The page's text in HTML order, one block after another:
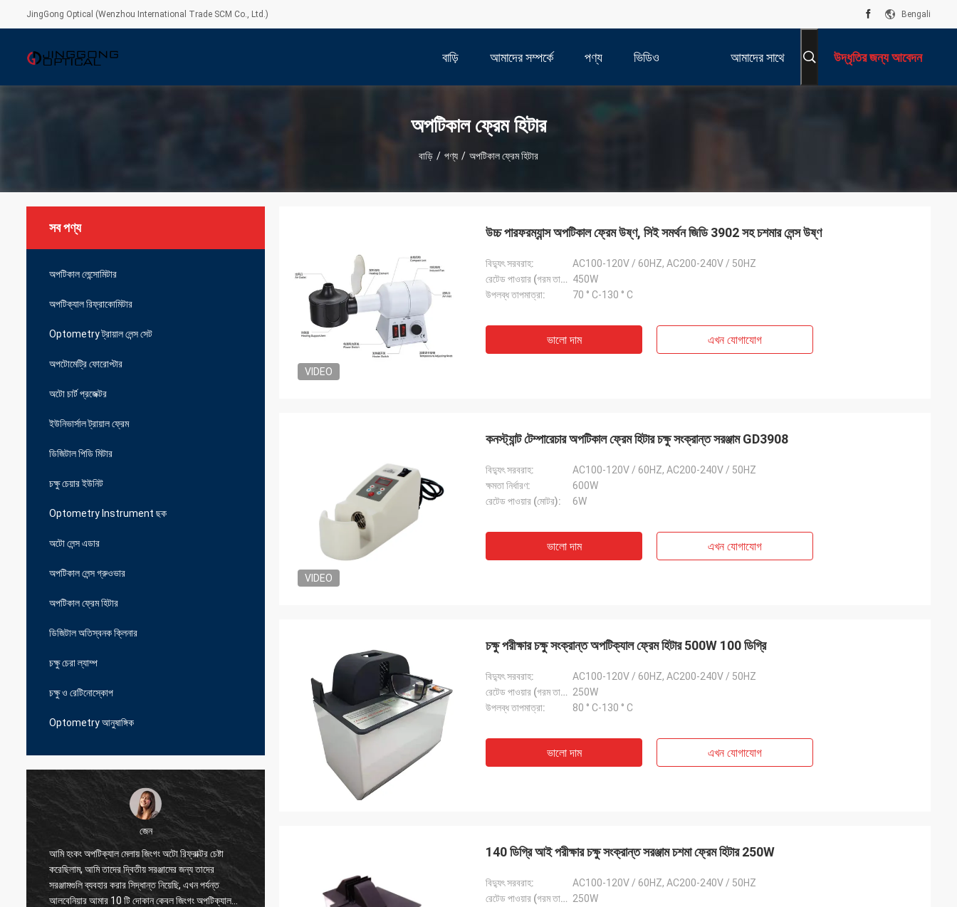
JingGong Optical (Wenzhou International Trade SCM Co., Ltd.) Bengali
বাড়ি আমাদের সম্পর্কে পণ্য ভিডিও আমাদের সাথে উদ্ধৃতির জন্য আবেদন
অপটিকাল ফ্রেম হিটার
বাড়ি / পণ্য / অপটিকাল ফ্রেম হিটার
সব পণ্য
অপটিকাল লেন্সোমিটার
অপটিক্যাল রিফ্রাকোমিটার
Optometry ট্রায়াল লেন্স সেট
অপটোমেট্রি ফোরোপ্টার
অটো চার্ট প্রজেক্টর
ইউনিভার্সাল ট্রায়াল ফ্রেম
ডিজিটাল পিডি মিটার
চক্ষু চেয়ার ইউনিট
Optometry Instrument ছক
অটো লেন্স এডার
অপটিকাল লেন্স গ্রুওভার
অপটিকাল ফ্রেম হিটার
ডিজিটাল অতিস্বনক ক্লিনার
চক্ষু চেরা ল্যাম্প
চক্ষু ও রেটিনোস্কোপ
Optometry আনুষাঙ্গিক
জেন
আমি হংকং অপটিক্যাল মেলায় জিংগং অটো রিফ্রাক্টর চেষ্টা
করেছিলাম, আমি তাদের দ্বিতীয় সরঞ্জামের জন্য তাদের
সরঞ্জামগুলি ব্যবহার করার সিদ্ধান্ত নিয়েছি, এখন পর্যন্ত
আলবেনিয়ার আমার 10 টি দোকান কেবল জিংগং অপটিক্যাল
সমস্যাগুলি সমাধানের জন্য প্রকৃত পেশাদার উত্তর সরবরাহ
করতে পারে, প্রস্তাবিত সরবরাহকারী!
মিলানোর মিডোতে জিংগং অপটিকাল দলের সাথে দেখা করার
সৌভাগ্য, এখন আমরা যে সমস্ত আইটেম বিক্রি করছি সেগুলি
তাদের কাছ থেকে আমদানি করা হয়, দুর্দান্ত দল এবং কাজ।
VIDEO
উচ্চ পারফরম্যান্স অপটিকাল ফ্রেম উষ্ণ, সিই সমর্থন জিডি 3902 সহ চশমার লেন্স উষ্ণ
বিদ্যুৎ সরবরাহ:
AC100-120V / 60HZ, AC200-240V / 50HZ
রেটেড পাওয়ার (গরম তারের): 450W
উপলব্ধ তাপমাত্রা:
70 ° C-130 ° C
ভালো দাম এখন যোগাযোগ
VIDEO
কনস্ট্যান্ট টেম্পারেচার অপটিকাল ফ্রেম হিটার চক্ষু সংক্রান্ত সরঞ্জাম GD3908
বিদ্যুৎ সরবরাহ:
AC100-120V / 60HZ, AC200-240V / 50HZ
ক্ষমতা নির্ধারণ:
600W
রেটেড পাওয়ার (মোটর):
6W
ভালো দাম এখন যোগাযোগ
চক্ষু পরীক্ষার চক্ষু সংক্রান্ত অপটিক্যাল ফ্রেম হিটার 500W 100 ডিগ্রি
বিদ্যুৎ সরবরাহ:
AC100-120V / 60HZ, AC200-240V / 50HZ
রেটেড পাওয়ার (গরম তারের): 250W
উপলব্ধ তাপমাত্রা:
80 ° C-130 ° C
ভালো দাম এখন যোগাযোগ
140 ডিগ্রি আই পরীক্ষার চক্ষু সংক্রান্ত সরঞ্জাম চশমা ফ্রেম হিটার 250W
বিদ্যুৎ সরবরাহ:
AC100-120V / 60HZ, AC200-240V / 50HZ
রেটেড পাওয়ার (গরম তারের): 250W